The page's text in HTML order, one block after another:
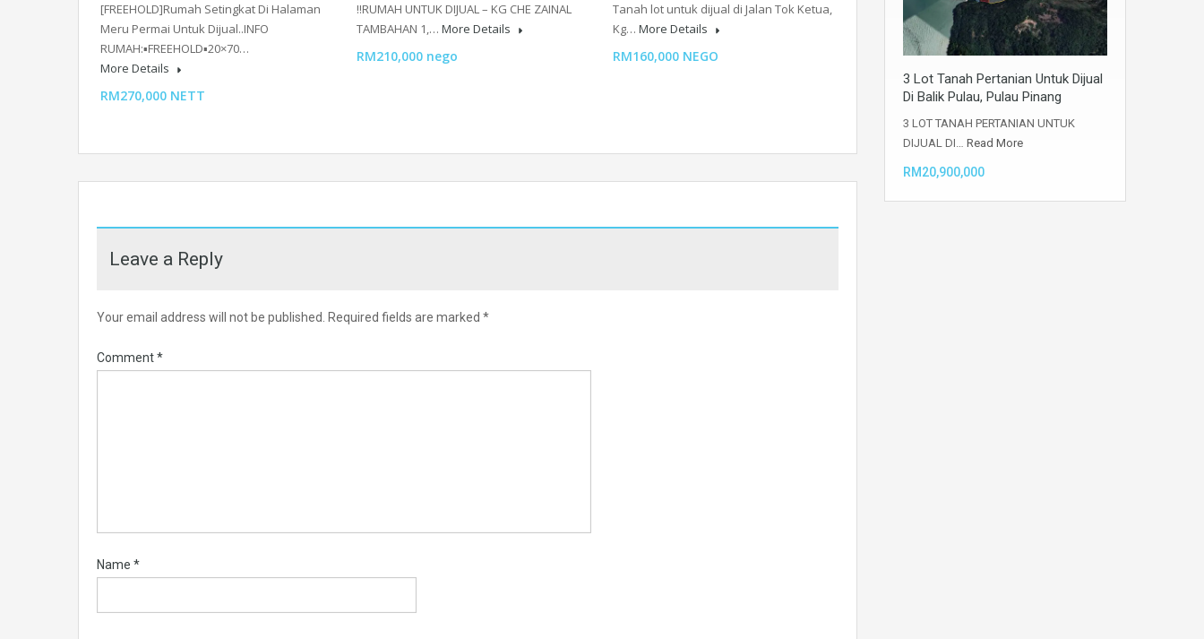
[FREEHOLD]Rumah Setingkat Di Halaman
Meru Permai Untuk Dijual..INFO
RUMAH:▪️FREEHOLD▪️20×70…
More Details
RM270,000 NETT
‼️RUMAH UNTUK DIJUAL – KG CHE ZAINAL
TAMBAHAN 1,… More Details
RM210,000 nego
Tanah lot untuk dijual di Jalan Tok Ketua,
Kg… More Details
RM160,000 NEGO
Leave a Reply
Your email address will not be published. Required fields are marked *
Comment*
Name *
3 Lot Tanah Pertanian Untuk Dijual
Di Balik Pulau, Pulau Pinang
3 LOT TANAH PERTANIAN UNTUK
DIJUAL DI… Read More
RM20,900,000